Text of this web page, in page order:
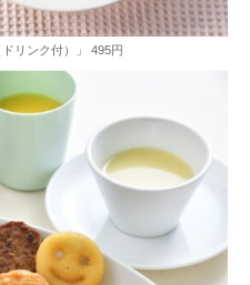
リンク付）」 495円